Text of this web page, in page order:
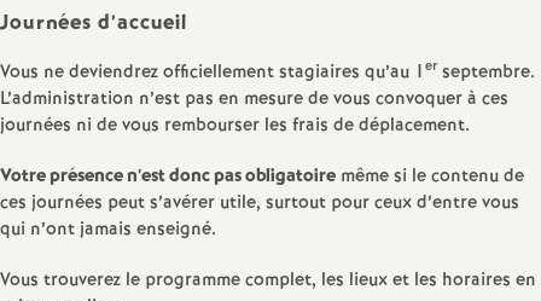
l
d
e
s
Journées d’accueil
Vous ne deviendrez officiellement stagiaires qu’au 1er septembre.
L’administration n’est pas en mesure de vous convoquer à ces
journées ni de vous rembourser les frais de déplacement.
Votre présence n’est donc pas obligatoire même si le contenu de
ces journées peut s’avérer utile, surtout pour ceux d’entre vous
qui n’ont jamais enseigné.
Vous trouverez le programme complet, les lieux et les horaires en